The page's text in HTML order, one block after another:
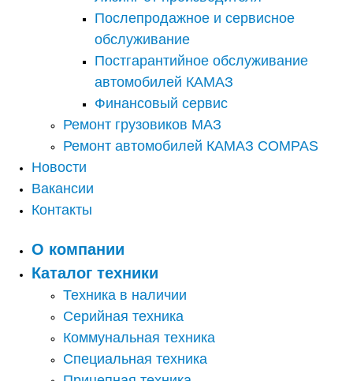
Послепродажное и сервисное
обслуживание
Постгарантийное обслуживание
автомобилей КАМАЗ
Финансовый сервис
Ремонт грузовиков МАЗ
Ремонт автомобилей КАМАЗ COMPAS
Новости
Вакансии
Контакты
О компании
Каталог техники
Техника в наличии
Серийная техника
Коммунальная техника
Специальная техника